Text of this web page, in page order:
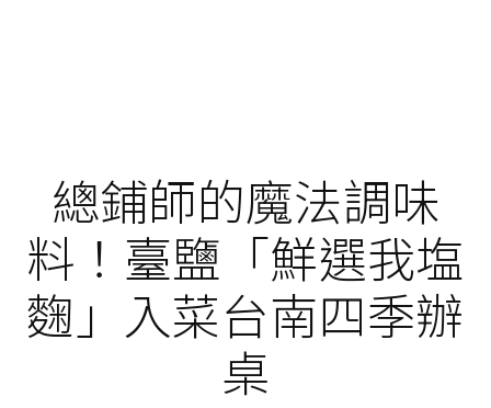
總鋪師的魔法調味
料！臺鹽「鮮選我塩
麴」入菜台南四季辦
桌